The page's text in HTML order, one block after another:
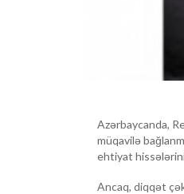
Azərbaycanda,
müqavilə
ehtiyat
Ancaq, diqqət